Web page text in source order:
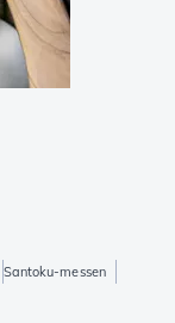
Santoku-messen